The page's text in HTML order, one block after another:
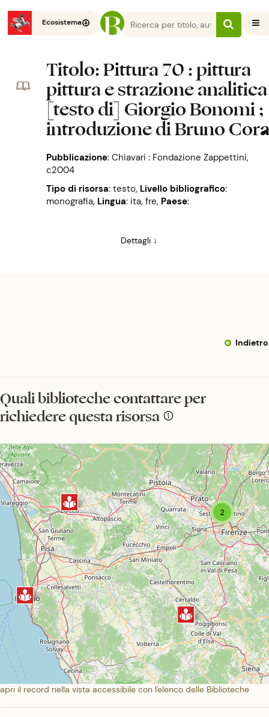
Ecosistema
Titolo: Pittura 70 : pittura
pittura e strazione
[testo di] Giorgio Bonomi ;
introduzione di Bruno
Pubblicazione:Chiavari : Fondazione Zappettini,
c2004
Tipo di risorsa: testo, Livello bibliografico:
monografia, Lingua: ita, fre, Paese:
Dettagli ↓
Indietro
Quali biblioteche contattare per
richiedere questa risorsa
2
apri il record nella vista accessibile con l'elenco delle Biblioteche